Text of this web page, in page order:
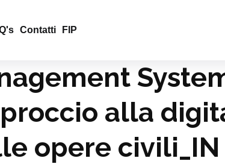
Contatti FIP
alla
opere civili_IN